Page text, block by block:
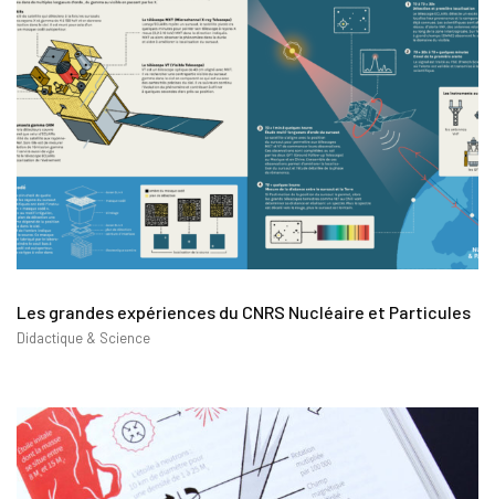
Les grandes expériences du CNRS Nucléaire et Particules
Didactique & Science